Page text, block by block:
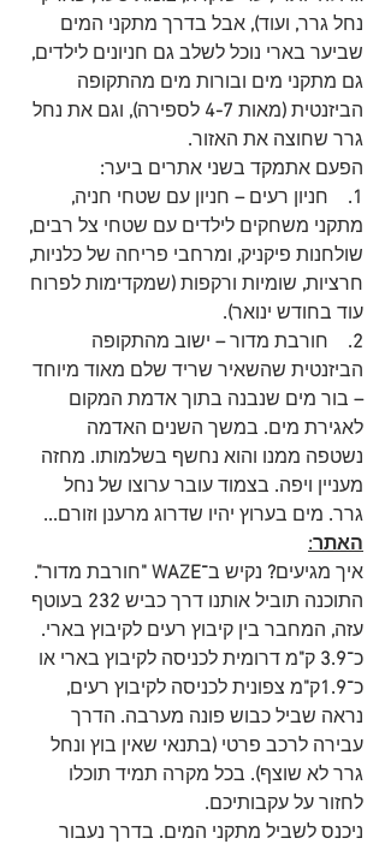
נחל גרר, ועוד), אבל בדרך מתקני המים
שביער בארי נוכל לשלב גם חניונים לילדים,
גם מתקני מים ובורות מים מהתקופה
הביזנטית (מאות 4-7 לספירה), וגם את נחל
גרר שחוצה את האזור.
הפעם אתמקד בשני אתרים ביער:
1.
חניון רעים – חניון עם שטחי חניה,
מתקני משחקים לילדים עם שטחי צל רבים,
שולחנות פיקניק, ומרחבי פריחה של כלניות,
חרציות, שומיות ורקפות (שמקדימות לפרוח
עוד בחודש ינואר).
2.
חורבת מדור – ישוב מהתקופה
הביזנטית שהשאיר שריד שלם מאוד מיוחד
– בור מים שנבנה בתוך אדמת המקום
לאגירת מים. במשך השנים האדמה
נשטפה ממנו והוא נחשף בשלמותו. מחזה
מעניין ויפה. בצמוד עובר ערוצו של נחל
גרר. מים בערוץ יהיו שדרוג מרענן וזורם...
האתר:
איך מגיעים? נקיש ב־WAZE " חורבת מדור".
התוכנה תוביל אותנו דרך כביש 232 בעוטף
עזה, המחבר בין קיבוץ רעים לקיבוץ בארי.
כ־3.9 ק"מ דרומית לכניסה לקיבוץ בארי או
כ־1.9ק"מ צפונית לכניסה לקיבוץ רעים,
נראה שביל כבוש פונה מערבה. הדרך
עבירה לרכב פרטי (בתנאי שאין בוץ ונחל
גרר לא שוצף). בכל מקרה תמיד תוכלו
לחזור על עקבותיכם.
ניכנס לשביל מתקני המים. בדרך נעבור